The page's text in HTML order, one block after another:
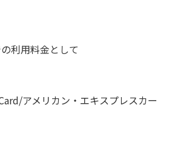
利用料金として
アメリカン・エキスプレスカー